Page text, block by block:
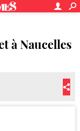
à Naucelles